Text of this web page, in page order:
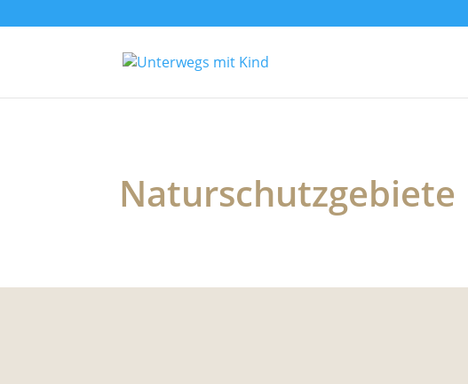
Naturschutzgebiete